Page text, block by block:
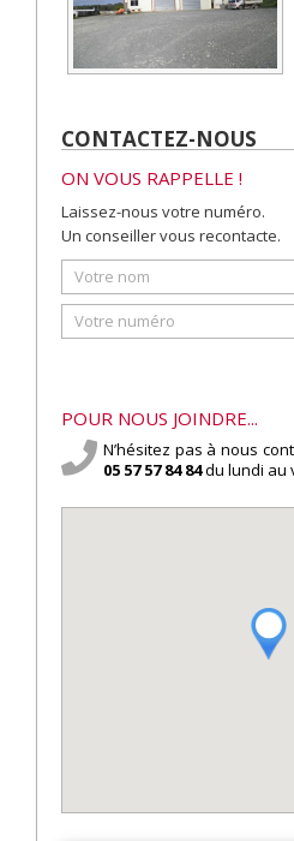
CONTACTEZ-NOUS
ON VOUS RAPPELLE !
Laissez-nous votre numéro.
Un conseiller vous recontacte.
POUR NOUS JOINDRE...
N’hésitez pas à nous
05 57 57 84 84du lundi au